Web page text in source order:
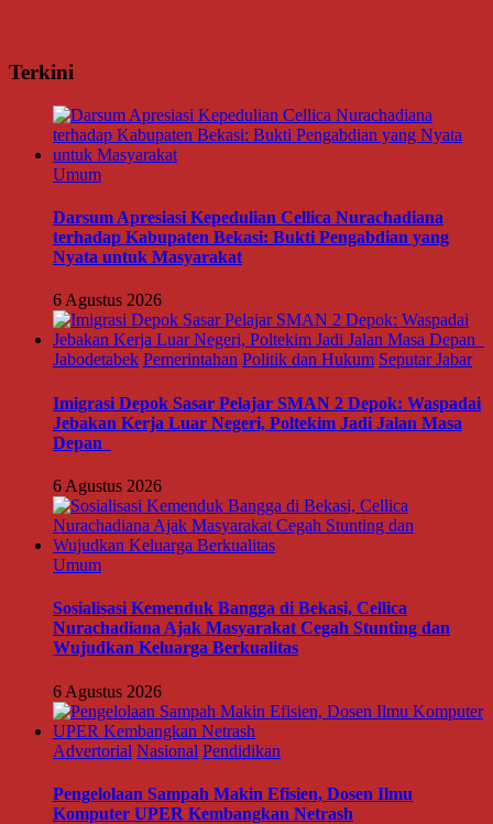
Terkini
Umum
Darsum Apresiasi Kepedulian Cellica Nurachadiana
terhadap Kabupaten Bekasi: Bukti Pengabdian yang
Nyata untuk Masyarakat
6 Agustus 2026
Jabodetabek Pemerintahan Politik dan Hukum Seputar Jabar
Imigrasi Depok Sasar Pelajar SMAN 2 Depok: Waspadai
Jebakan Kerja Luar Negeri, Poltekim Jadi Jalan Masa
Depan
6 Agustus 2026
Umum
Sosialisasi Kemenduk Bangga di Bekasi, Cellica
Nurachadiana Ajak Masyarakat Cegah Stunting dan
Wujudkan Keluarga Berkualitas
6 Agustus 2026
Advertorial Nasional Pendidikan
Pengelolaan Sampah Makin Efisien, Dosen Ilmu
Komputer UPER Kembangkan Netrash